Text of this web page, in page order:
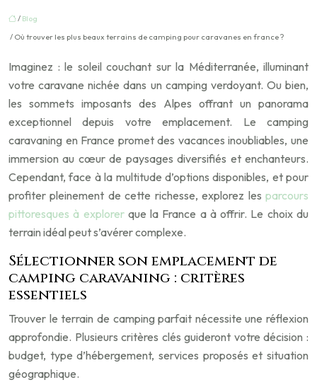
/ Blog
/ Où trouver les plus beaux terrains de camping pour caravanes en france ?
Imaginez : le soleil couchant sur la Méditerranée, illuminant
votre caravane nichée dans un camping verdoyant. Ou bien,
les sommets imposants des Alpes offrant un panorama
exceptionnel depuis votre emplacement. Le camping
caravaning en France promet des vacances inoubliables, une
immersion au cœur de paysages diversifiés et enchanteurs.
Cependant, face à la multitude d’options disponibles, et pour
profiter pleinement de cette richesse, explorez les parcours
pittoresques à explorerque la France a à offrir. Le choix du
terrain idéal peut s’avérer complexe.
Sélectionner son emplacement de
camping caravaning : critères
essentiels
Trouver le terrain de camping parfait nécessite une réflexion
approfondie. Plusieurs critères clés guideront votre décision :
budget, type d’hébergement, services proposés et situation
géographique.